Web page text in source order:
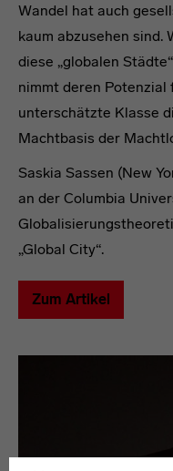
Wandel hat auch
kaum abzusehen sind.
diese „globalen
nimmt deren
unterschätzte Klasse
Machtbasis der
Saskia Sassen (New
an der Columbia
„Global City“.
Zum Artikel